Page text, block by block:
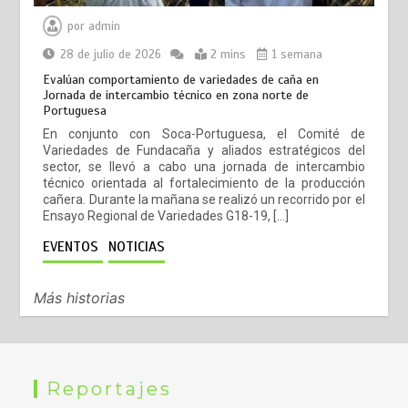
por admin
28 de julio de 2026
2 mins 1 semana
Evalúan comportamiento de variedades de caña en
Jornada de intercambio técnico en zona norte de
Portuguesa
En conjunto con Soca-Portuguesa, el Comité de
Variedades de Fundacaña y aliados estratégicos del
sector, se llevó a cabo una jornada de intercambio
técnico orientada al fortalecimiento de la producción
cañera. Durante la mañana se realizó un recorrido por el
Ensayo Regional de Variedades G18-19, […]
EVENTOS NOTICIAS
Más historias
Reportajes